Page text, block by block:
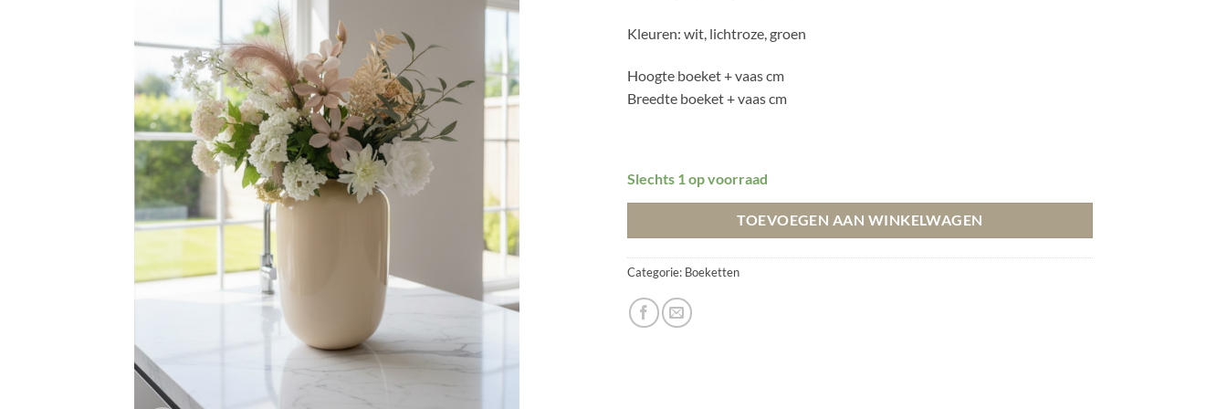
€ 399,99.
Kleuren: wit, lichtroze, groen
Hoogte boeket + vaas cm
Breedte boeket + vaas cm
Slechts 1 op voorraad
TOEVOEGEN AAN WINKELWAGEN
Categorie: Boeketten